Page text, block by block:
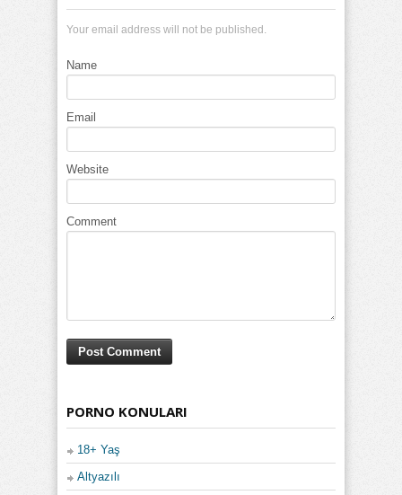
Your email address will not be published.
Name
Email
Website
Comment
PORNO KONULARI
18+ Yaş
Altyazılı